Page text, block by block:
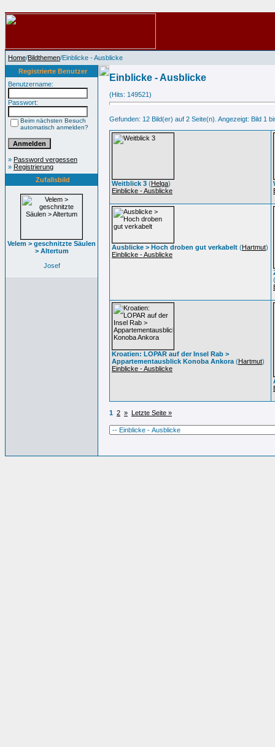
Home/Bildthemen/Einblicke - Ausblicke
Registrierte Benutzer
Benutzername:
Passwort:
Beim nächsten Besuch
automatisch anmelden?
» Password vergessen
» Registrierung
Zufallsbild
Velem > geschnitzte Säulen
> Altertum
Josef
Einblicke - Ausblicke
(Hits: 149521)
Gefunden: 12 Bild(er) auf 2 Seite(n). Angezeigt: Bild 1
Weitblick 3 (Helga)
Einblicke - Ausblicke
Ausblicke > Hoch droben gut verkabelt (Hartmut)
Einblicke - Ausblicke
(
Kroatien: LOPAR auf der Insel Rab >
Appartementausblick Konoba Ankora (Hartmut)
Einblicke - Ausblicke
1 2 » Letzte Seite »